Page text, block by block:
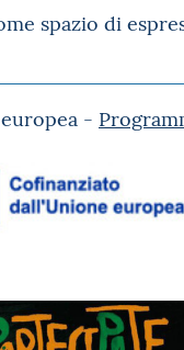
spazio di
-